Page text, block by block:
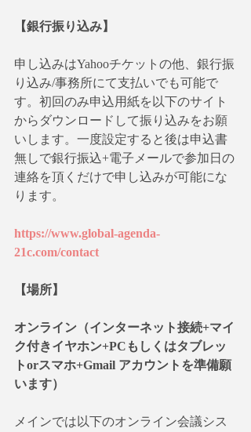
【銀行振り込み】
申し込みはYahooチケットの他、銀行振
り込み/事務所にて支払いでも可能で
す。初回のみ申込用紙を以下のサイト
からダウンロードして振り込みをお願
いします。一度設定すると後は申込書
無しで銀行振込+電子メールで参加日の
連絡を頂くだけで申し込みが可能にな
ります。
https://www.global-agenda-
21c.com/contact
【場所】
オンライン（インターネット接続+マイ
ク付きイヤホン+PCもしくはタブレッ
トorスマホ+Gmail アカウントを準備願
います）
メインでは以下のオンライン会議シス